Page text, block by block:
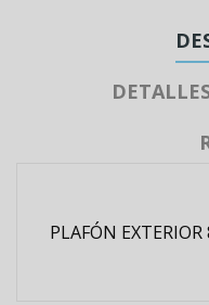
PLAFÓN EXTERIOR